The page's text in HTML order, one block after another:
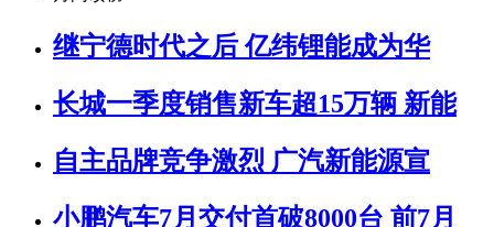
继宁德时代之后 亿纬锂能成为华
长城一季度销售新车超15万辆 新能
自主品牌竞争激烈 广汽新能源宣
小鹏汽车7月交付首破8000台 前7月